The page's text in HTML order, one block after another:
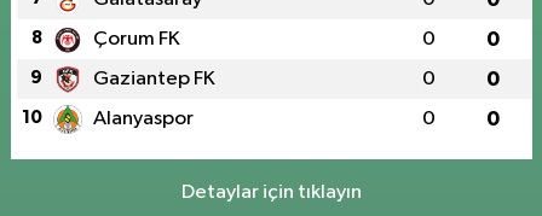
8 Çorum FK 0 0
9 Gaziantep FK 0 0
10 Alanyaspor 0 0
Detaylar için tıklayın